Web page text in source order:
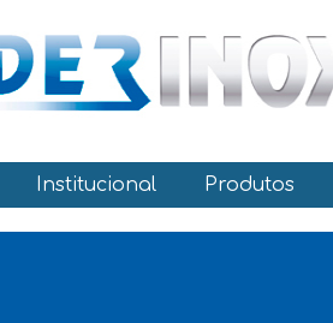
Institucional Produtos